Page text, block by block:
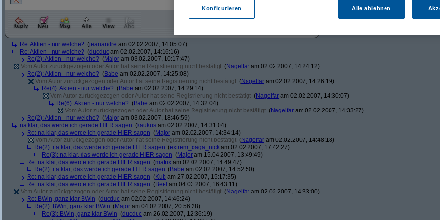
Re: Aktien - nur welche? (jeanandre am 02.02.2007, 14:05:07)
Re: Aktien - nur welche? (ducduc am 02.02.2007, 14:16:16)
Re(2): Aktien - nur welche? (Major am 03.02.2007, 10:17:47)
Vom Autor zurückgezogen oder Autor hat seine Registrierung nicht bestätigt (Nagelfar am 02.02.2007, 14:24:12)
Re(2): Aktien - nur welche? (Babe am 02.02.2007, 14:25:08)
Vom Autor zurückgezogen oder Autor hat seine Registrierung nicht bestätigt (Nagelfar am 02.02.2007, 14:26:19)
Re(4): Aktien - nur welche? (Babe am 02.02.2007, 14:29:14)
Vom Autor zurückgezogen oder Autor hat seine Registrierung nicht bestätigt (Nagelfar am 02.02.2007, 14:30:07)
Re(6): Aktien - nur welche? (Babe am 02.02.2007, 14:32:04)
Vom Autor zurückgezogen oder Autor hat seine Registrierung nicht bestätigt (Nagelfar am 02.02.2007, 14:33:27)
Re(2): Aktien - nur welche? (Major am 03.02.2007, 18:46:59)
na klar, das werde ich gerade HIER sagen (kaukus am 02.02.2007, 14:31:04)
Re: na klar, das werde ich gerade HIER sagen (Major am 02.02.2007, 14:34:14)
Vom Autor zurückgezogen oder Autor hat seine Registrierung nicht bestätigt (Nagelfar am 02.02.2007, 14:48:18)
Re(2): na klar, das werde ich gerade HIER sagen (extrem_oaga_nick am 02.02.2007, 17:42:27)
Re(3): na klar, das werde ich gerade HIER sagen (Major am 15.04.2007, 13:49:49)
Re: na klar, das werde ich gerade HIER sagen (matrix am 02.02.2007, 14:49:47)
Re(2): na klar, das werde ich gerade HIER sagen (Babe am 02.02.2007, 14:52:50)
Re: na klar, das werde ich gerade HIER sagen (Kub am 27.02.2007, 15:17:35)
Re: na klar, das werde ich gerade HIER sagen (Beel am 04.03.2007, 16:43:11)
Vom Autor zurückgezogen oder Autor hat seine Registrierung nicht bestätigt (Nagelfar am 02.02.2007, 14:33:00)
Re: BWin, ganz klar BWin (ducduc am 02.02.2007, 14:46:24)
Re(2): BWin, ganz klar BWin (Major am 04.02.2007, 20:56:28)
Re(3): BWin, ganz klar BWin (ducduc am 26.02.2007, 12:36:19)
Konfigurieren Alle ablehnen